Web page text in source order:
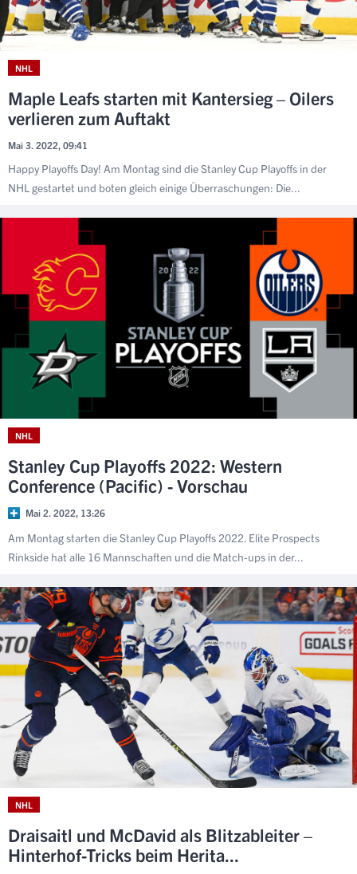
NHL
Maple Leafs starten mit Kantersieg – Oilers
verlieren zum Auftakt
Mai 3. 2022, 09:41
Happy Playoffs Day! Am Montag sind die Stanley Cup Playoffs in der
NHL gestartet und boten gleich einige Überraschungen: Die...
NHL
Stanley Cup Playoffs 2022: Western
Conference (Pacific) - Vorschau
Mai 2. 2022, 13:26
Am Montag starten die Stanley Cup Playoffs 2022. Elite Prospects
Rinkside hat alle 16 Mannschaften und die Match-ups in der...
NHL
Draisaitl und McDavid als Blitzableiter –
Hinterhof-Tricks beim Herita...